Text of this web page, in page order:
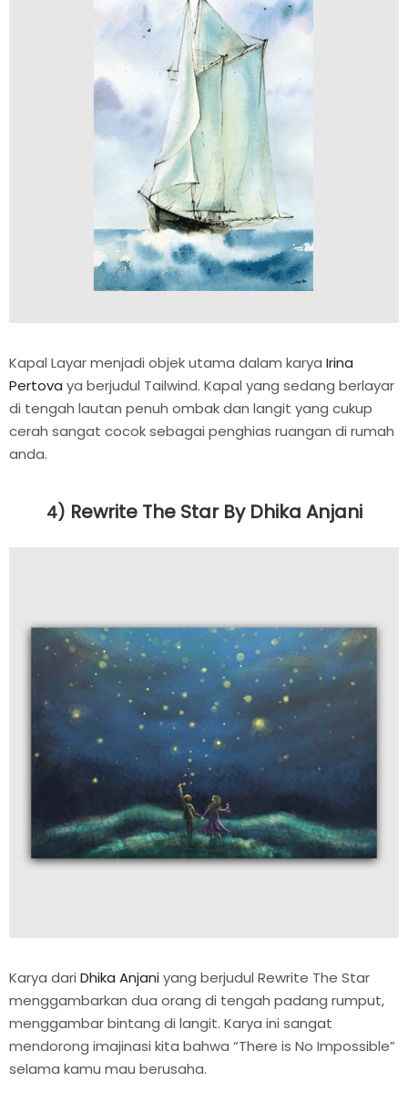
Kapal Layar menjadi objek utama dalam karya Irina
Pertova ya berjudul Tailwind. Kapal yang sedang berlayar
di tengah lautan penuh ombak dan langit yang cukup
cerah sangat cocok sebagai penghias ruangan di rumah
anda.
4) Rewrite The Star By Dhika Anjani
Karya dari Dhika Anjaniyang berjudul Rewrite The Star
menggambarkan dua orang di tengah padang rumput,
menggambar bintang di langit. Karya ini sangat
mendorong imajinasi kita bahwa “There is No Impossible”
selama kamu mau berusaha.